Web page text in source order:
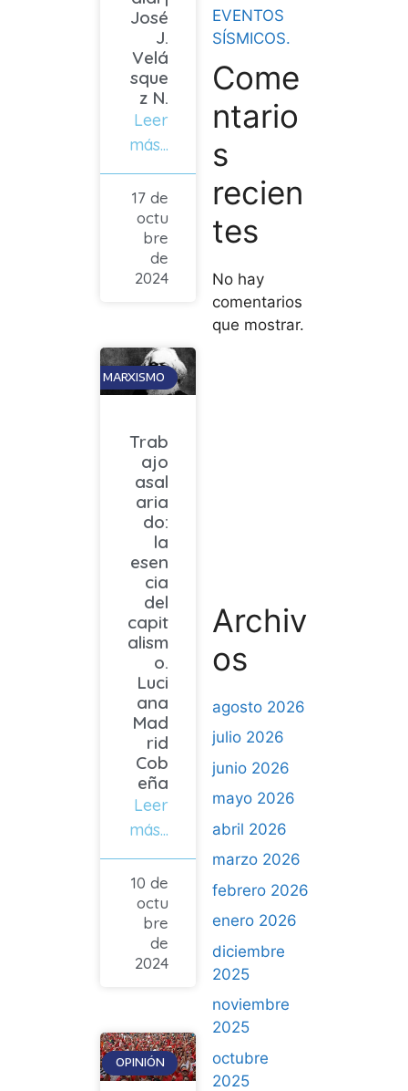
EVENTOS
SÍSMICOS.
Come
ntario
s
recien
tes
No hay
comentarios
que mostrar.
Archiv
os
agosto 2026
julio 2026
junio 2026
mayo 2026
abril 2026
marzo 2026
febrero 2026
enero 2026
diciembre
2025
noviembre
2025
octubre
2025
José
J.
Velá
sque
z N.
Leer
más...
17 de
octu
bre
de
2024
MARXISMO
Trab
ajo
asal
aria
do:
la
esen
cia
del
capit
alism
o.
Luci
ana
Mad
rid
Cob
eña
Leer
más...
10 de
octu
bre
de
2024
OPINIÓN